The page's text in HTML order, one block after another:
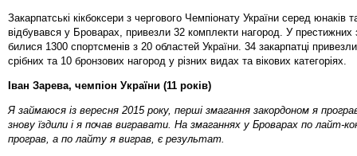
Закарпатські кікбоксери з чергового Чемпіонату України серед юнаків
відбувався у Броварах, привезли 32 комплекти нагород. У престижних
билися 1300 спортсменів з 20 областей України. 34 закарпатці
срібних та 10 бронзових нагород у різних видах та вікових категоріях.
Іван Зарева, чемпіон України (11 років)
Я займаюся із вересня 2015 року, перші змагання закордоном я
знову їздили і я почав вигравати. На змаганнях у Броварах по лайт-
програв, а по лайту я виграв, є результат.